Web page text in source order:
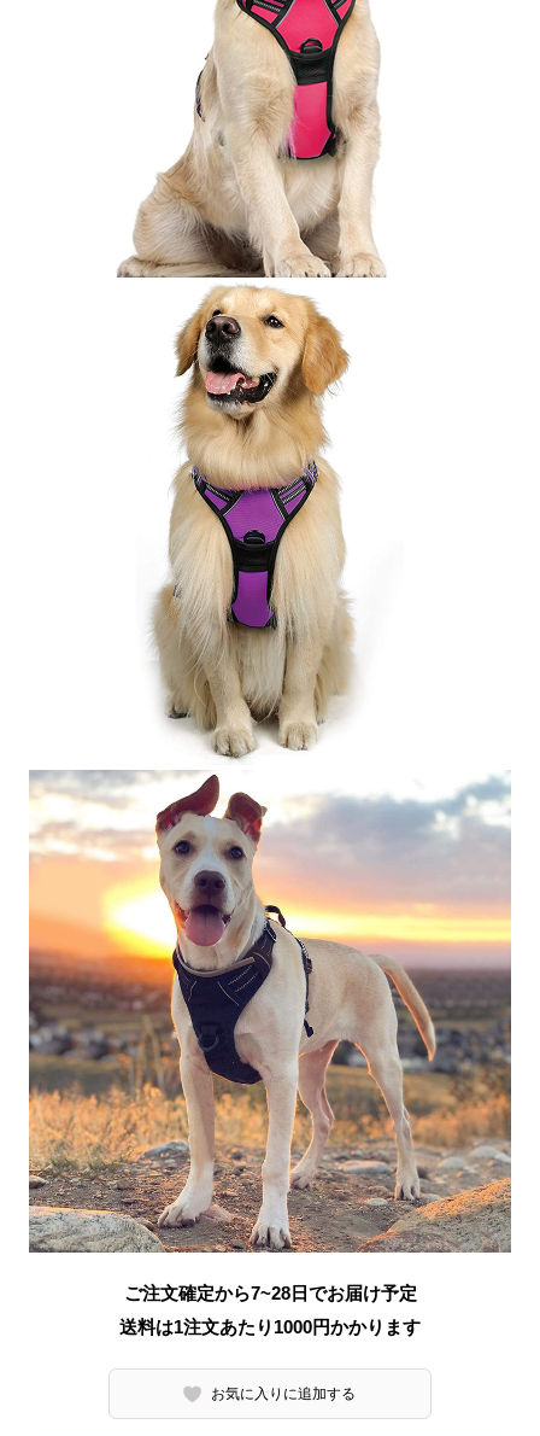
ご注文確定から7~28日でお届け予定
送料は1注文あたり 1000円かかります
お気に入りに追加する